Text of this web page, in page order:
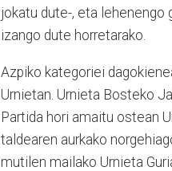
jokatu dute-, eta lehenengo
izango dute horretarako.
Azpiko kategoriei
Urnietan. Urnieta Bosteko
Partida hori amaitu ostean
taldearen aurkako
mutilen mailako Urnieta